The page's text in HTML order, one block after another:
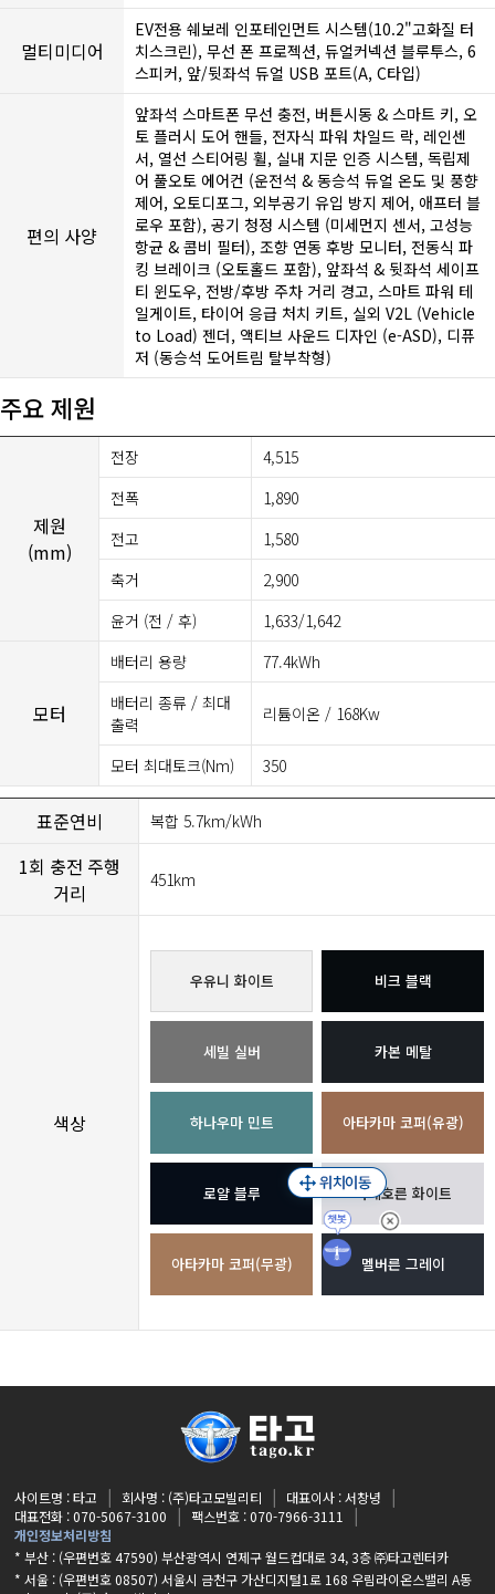
멀티미디어
EV전용 쉐보레 인포테인먼트 시스템(10.2"고화질 터
치스크린), 무선 폰 프로젝션, 듀얼커넥션 블루투스, 6
스피커, 앞/뒷좌석 듀얼 USB 포트(A, C타입)
편의 사양
앞좌석 스마트폰 무선 충전, 버튼시동 & 스마트 키, 오
토 플러시 도어 핸들, 전자식 파워 차일드 락, 레인센
서, 열선 스티어링 휠, 실내 지문 인증 시스템, 독립제
어 풀오토 에어컨 (운전석 & 동승석 듀얼 온도 및 풍향
제어, 오토디포그, 외부공기 유입 방지 제어, 애프터 블
로우 포함), 공기 청정 시스템 (미세먼지 센서, 고성능
항균 & 콤비 필터), 조향 연동 후방 모니터, 전동식 파
킹 브레이크 (오토홀드 포함), 앞좌석 & 뒷좌석 세이프
티 윈도우, 전방/후방 주차 거리 경고, 스마트 파워 테
일게이트, 타이어 응급 처치 키트, 실외 V2L (Vehicle
to Load) 젠더, 액티브 사운드 디자인 (e-ASD), 디퓨
저 (동승석 도어트림 탈부착형)
주요 제원
제원
(mm)
전장
4,515
전폭
1,890
전고
1,580
축거
2,900
윤거 (전 / 후)
1,633/1,642
모터
배터리 용량
77.4kWh
배터리 종류 / 최대
출력
리튬이온 / 168Kw
모터 최대토크(Nm) 350
표준연비 복합 5.7km/kWh
1회 충전 주행
거리
451km
색상
우유니 화이트 비크 블랙
세빌 실버 카본 메탈
하나우마 민트 아타카마 코퍼(유광)
로얄 블루 마테호른 화이트
아타카마 코퍼(무광) 멜버른 그레이
사이트명 : 타고 회사명 : (주)타고모빌리티
대표이사 : 서창녕
대표전화 : 070-5067-3100
팩스번호 : 070-7966-3111
개인정보처리방침
* 부산 : (우편번호 47590) 부산광역시 연제구 월드컵대로 34, 3층 ㈜타고렌터카
* 서울 : (우편번호 08507) 서울시 금천구 가산디지털1로 168 우림라이온스밸리 A동